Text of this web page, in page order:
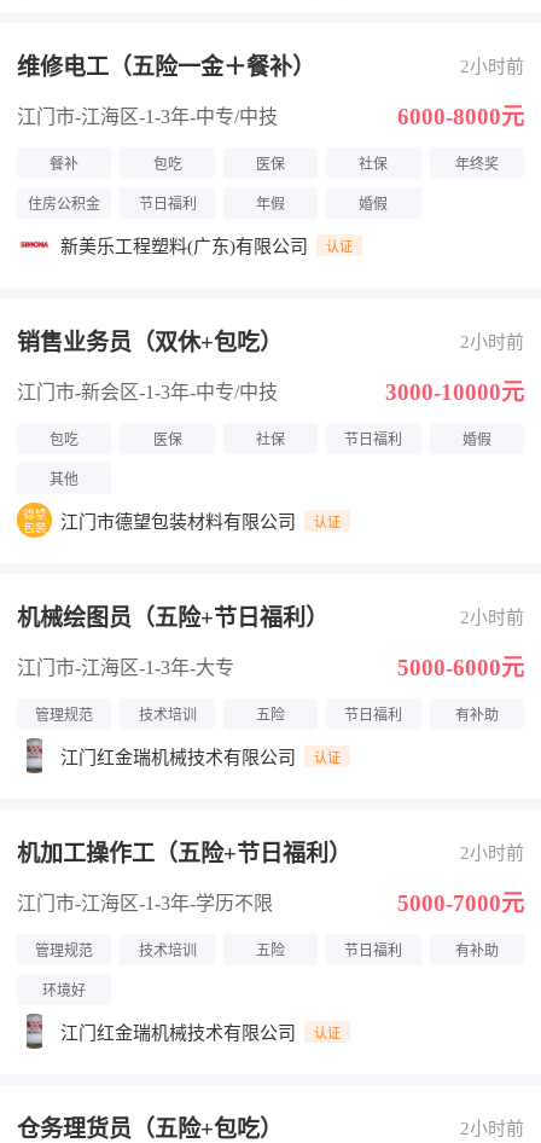
维修电工（五险一金＋餐补） 2小时前
江门市-江海区-1-3年-中专/中技 6000-8000元
餐补 包吃 医保 社保 年终奖
住房公积金 节日福利 年假 婚假
新美乐工程塑料(广东)有限公司 认证
销售业务员（双休+包吃） 2小时前
江门市-新会区-1-3年-中专/中技 3000-10000元
包吃 医保 社保 节日福利 婚假
其他
江门市德望包装材料有限公司 认证
机械绘图员（五险+节日福利） 2小时前
江门市-江海区-1-3年-大专 5000-6000元
管理规范 技术培训 五险 节日福利 有补助
江门红金瑞机械技术有限公司 认证
机加工操作工（五险+节日福利） 2小时前
江门市-江海区-1-3年-学历不限 5000-7000元
管理规范 技术培训 五险 节日福利 有补助
环境好
江门红金瑞机械技术有限公司 认证
仓务理货员（五险+包吃） 2小时前